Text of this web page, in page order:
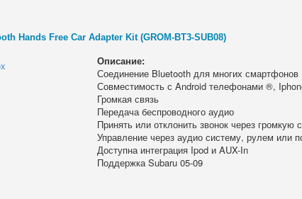
Hands Free Car Adapter Kit (GROM-BT3-SUB08)
Описание:
Соединение Bluetooth для многих смартфонов
Совместимость с Android телефонами ®,
Громкая связь
Передача беспроводного аудио
Принять или отклонить звонок через громкую
Управление через аудио систему, рулем или
Доступна интеграция Ipod и AUX-In
Поддержка Subaru 05-09